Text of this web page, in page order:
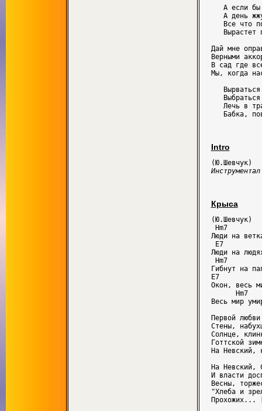
А если
А день
Все что
Вырастет
Дай мне
Верными
В сад где
Мы, когда
Лечь в
Intro
Инструментал
Крыса
(Ю.Шевчук)
Hm7
Люди на
E7
Люди на
Hm7
Гибнут на
E7
Окон, весь
Hm7
Весь мир
Первой
Стены,
Солнце,
Готтской
На Невский,
На Невский,
И власти
Весны,
"Хлеба и